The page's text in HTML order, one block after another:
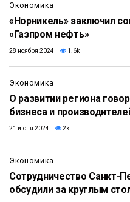
Экономика
«Норникель» заключил
«Газпром нефть»
28 ноября 2024 1.6k
Экономика
О развитии региона
бизнеса и
21 июня 2024 2k
Экономика
Сотрудничество Санкт-
обсудили за круглым